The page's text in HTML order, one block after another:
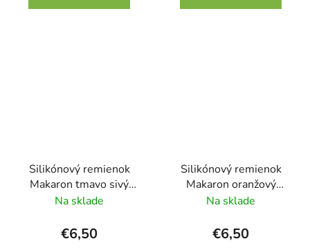
Silikónový remienok
Makaron tmavo sivý
22mm
Na sklade
€6,50
Silikónový remienok
Makaron oranžový
22mm
Na sklade
€6,50